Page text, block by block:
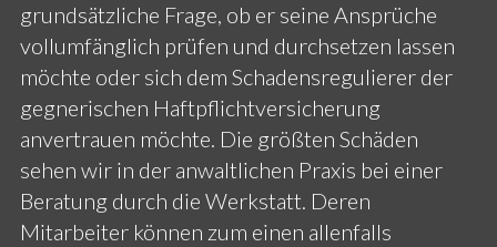
grundsätzliche Frage, ob er seine Ansprüche
vollumfänglich prüfen und durchsetzen lassen
möchte oder sich dem Schadensregulierer der
gegnerischen Haftpflichtversicherung
anvertrauen möchte. Die größten Schäden
sehen wir in der anwaltlichen Praxis bei einer
Beratung durch die Werkstatt. Deren
Mitarbeiter können zum einen allenfalls